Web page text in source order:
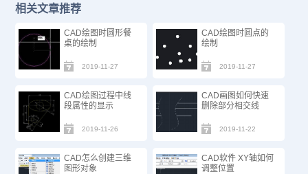
相关文章推荐
CAD绘图时圆形餐
桌的绘制
2019-11-27
CAD绘图时圆点的
绘制
2019-11-27
CAD绘图过程中线
段属性的显示
2019-11-26
CAD画图如何快速
删除部分相交线
2019-11-22
CAD怎么创建三维
图形对象
CAD软件 XY轴如何
调整位置